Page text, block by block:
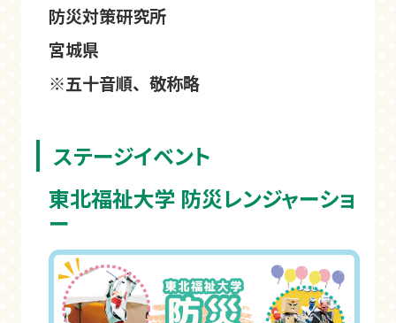
防災対策研究所
宮城県
※五十音順、敬称略
ステージイベント
東北福祉大学 防災レンジャーショ
ー